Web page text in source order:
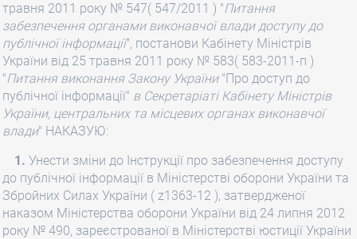
травня 2011 року № 547( 547/2011 ) "Питання
забезпечення органами виконавчої влади доступу до
публічної інформації", постанови Кабінету Міністрів
України від 25 травня 2011 року № 583( 583-2011-п )
"Питання виконання Закону України "Про доступ до
публічної інформації" в Секретаріаті Кабінету Міністрів
України, центральних та місцевих органах виконавчої
влади" НАКАЗУЮ:
1. Унести зміни до Інструкції про забезпечення доступу
до публічної інформації в Міністерстві оборони України та
Збройних Силах України ( z1363-12 ), затвердженої
наказом Міністерства оборони України від 24 липня 2012
року № 490, зареєстрованої в Міністерстві юстиції України